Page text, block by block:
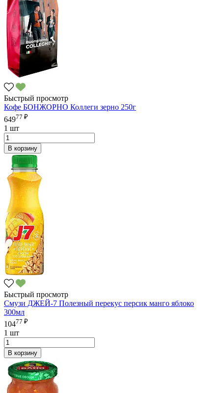
Быстрый просмотр
Кофе БОНЖОРНО Коллеги зерно 250г
64977 ₽
1 шт
В корзину
Быстрый просмотр
Смузи ДЖЕЙ-7 Полезный перекус персик манго яблоко
300мл
10477 ₽
1 шт
В корзину